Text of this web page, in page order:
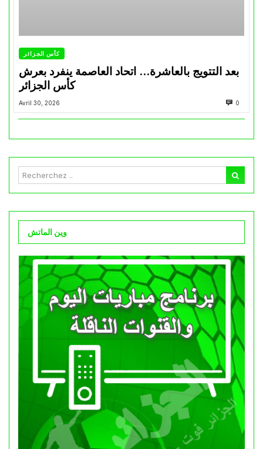
كأس الجزائر
بعد التتويج بالعاشرة… اتحاد العاصمة ينفرد بعرش
كأس الجزائر
Avril 30, 2026 0
وين الماتش